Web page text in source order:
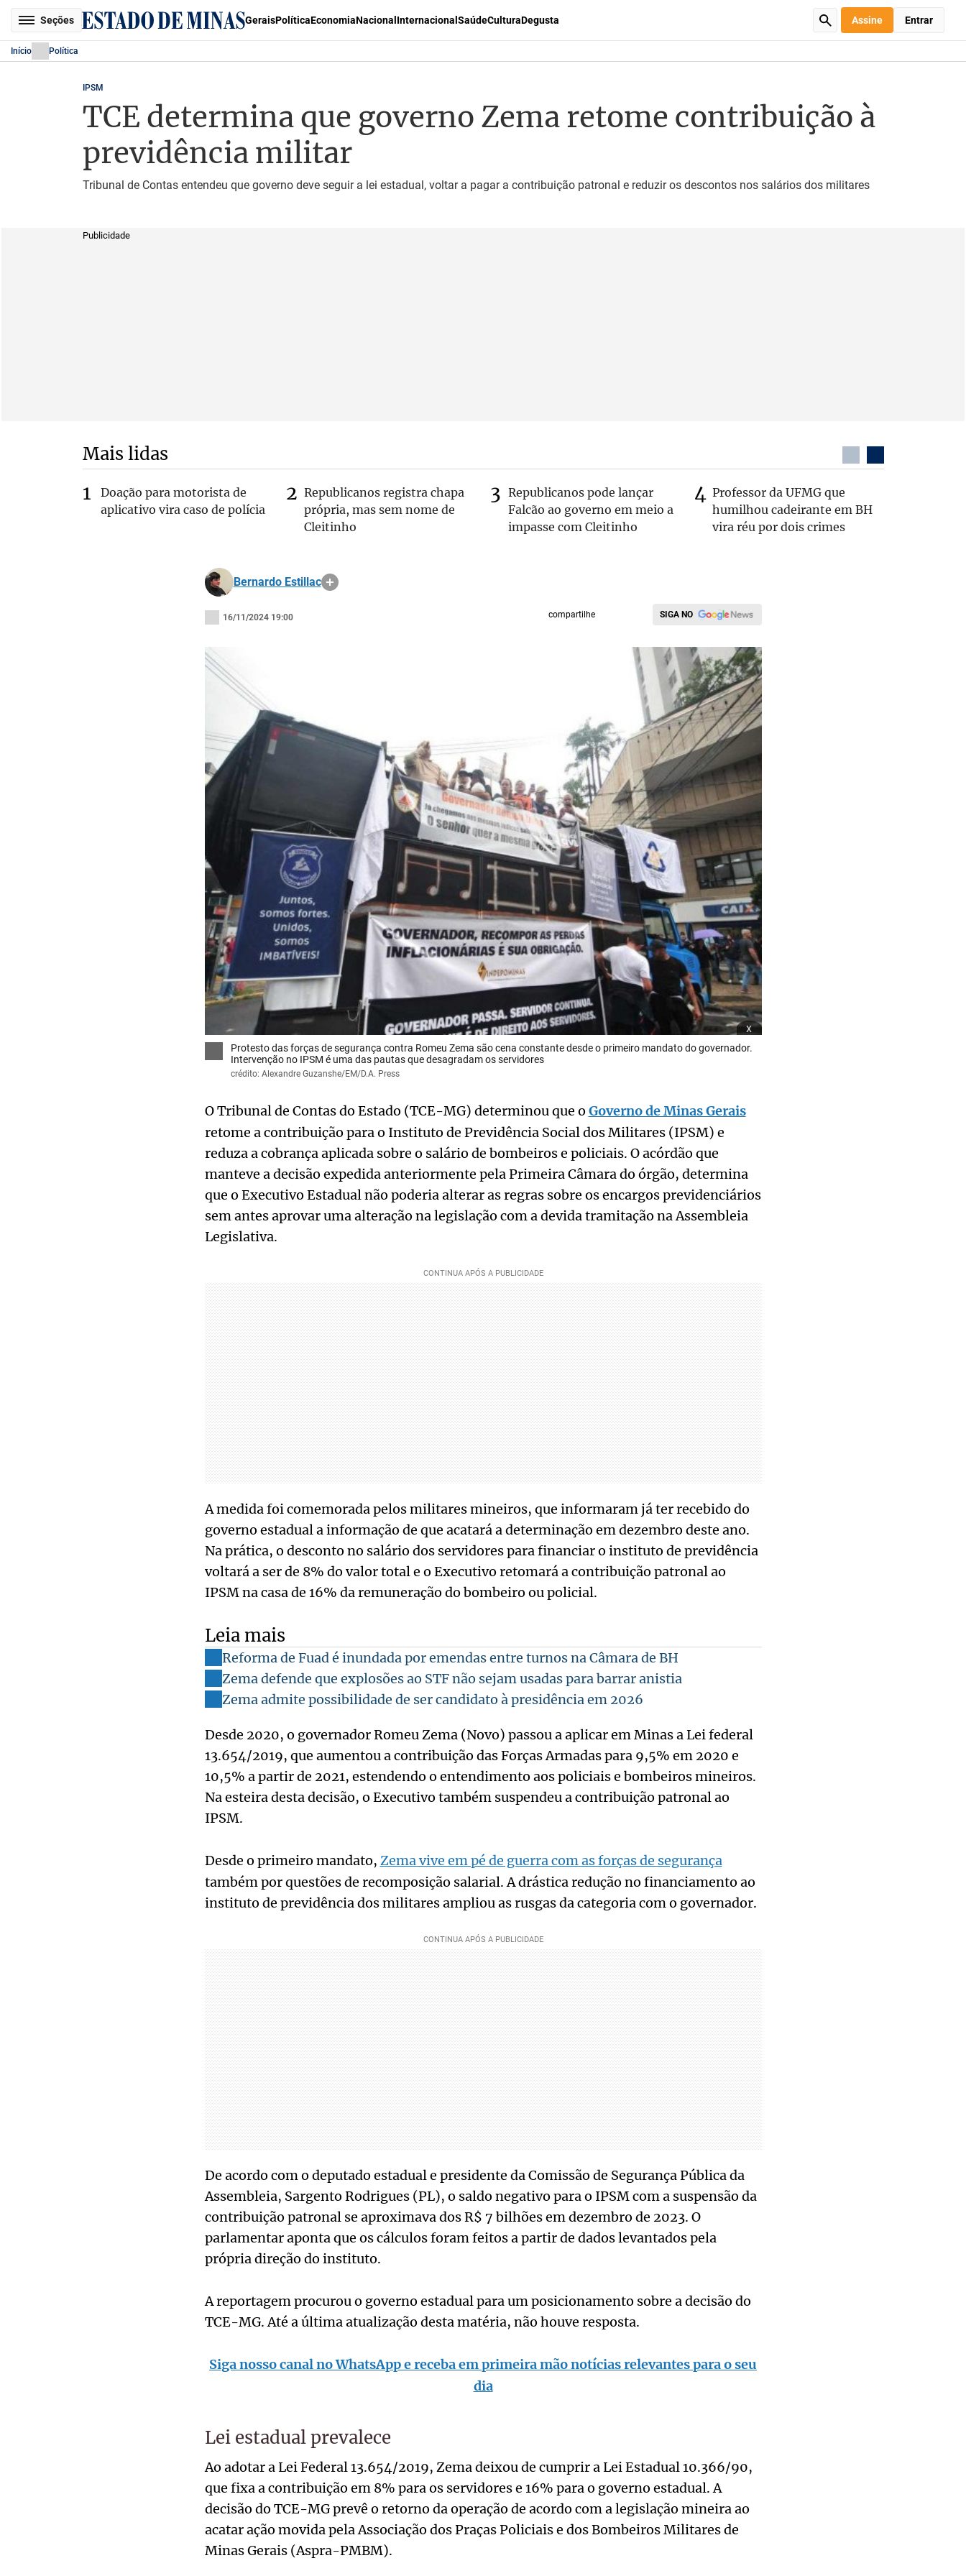
Seções GeraisPolíticaEconomiaNacional Internacional SaúdeCulturaDegusta Assine Entrar
Início Política
IPSM
TCE determina que governo Zema retome contribuição à
previdência militar
Tribunal de Contas entendeu que governo deve seguir a lei estadual, voltar a pagar a contribuição patronal e reduzir os descontos nos salários dos militares
Publicidade
Mais lidas
Doação para motorista de
aplicativo vira caso de polícia
Republicanos registra chapa
própria, mas sem nome de
Cleitinho
Republicanos pode lançar
Falcão ao governo em meio a
impasse com Cleitinho
Professor da UFMG que
humilhou cadeirante em BH
vira réu por dois crimes
Bernardo Estillac
16/11/2024 19:00 compartilhe SIGA NO
x
Protesto das forças de segurança contra Romeu Zema são cena constante desde o primeiro mandato do governador.
Intervenção no IPSM é uma das pautas que desagradam os servidores
crédito: Alexandre Guzanshe/EM/D.A. Press
O Tribunal de Contas do Estado (TCE-MG) determinou que o Governo de Minas Gerais
retome a contribuição para o Instituto de Previdência Social dos Militares (IPSM) e
reduza a cobrança aplicada sobre o salário de bombeiros e policiais. O acórdão que
manteve a decisão expedida anteriormente pela Primeira Câmara do órgão, determina
que o Executivo Estadual não poderia alterar as regras sobre os encargos previdenciários
sem antes aprovar uma alteração na legislação com a devida tramitação na Assembleia
Legislativa.
A medida foi comemorada pelos militares mineiros, que informaram já ter recebido do
governo estadual a informação de que acatará a determinação em dezembro deste ano.
Na prática, o desconto no salário dos servidores para financiar o instituto de previdência
voltará a ser de 8% do valor total e o Executivo retomará a contribuição patronal ao
IPSM na casa de 16% da remuneração do bombeiro ou policial.
Leia mais
Reforma de Fuad é inundada por emendas entre turnos na Câmara de BH
Zema defende que explosões ao STF não sejam usadas para barrar anistia
Zema admite possibilidade de ser candidato à presidência em 2026
Desde 2020, o governador Romeu Zema (Novo) passou a aplicar em Minas a Lei federal
13.654/2019, que aumentou a contribuição das Forças Armadas para 9,5% em 2020 e
10,5% a partir de 2021, estendendo o entendimento aos policiais e bombeiros mineiros.
Na esteira desta decisão, o Executivo também suspendeu a contribuição patronal ao
IPSM.
Desde o primeiro mandato, Zema vive em pé de guerra com as forças de segurança
também por questões de recomposição salarial. A drástica redução no financiamento ao
instituto de previdência dos militares ampliou as rusgas da categoria com o governador.
De acordo com o deputado estadual e presidente da Comissão de Segurança Pública da
Assembleia, Sargento Rodrigues (PL), o saldo negativo para o IPSM com a suspensão da
contribuição patronal se aproximava dos R$ 7 bilhões em dezembro de 2023. O
parlamentar aponta que os cálculos foram feitos a partir de dados levantados pela
própria direção do instituto.
A reportagem procurou o governo estadual para um posicionamento sobre a decisão do
TCE-MG. Até a última atualização desta matéria, não houve resposta.
Siga nosso canal no WhatsApp e receba em primeira mão notícias relevantes para o seu
dia
Lei estadual prevalece
Ao adotar a Lei Federal 13.654/2019, Zema deixou de cumprir a Lei Estadual 10.366/90,
que fixa a contribuição em 8% para os servidores e 16% para o governo estadual. A
decisão do TCE-MG prevê o retorno da operação de acordo com a legislação mineira ao
acatar ação movida pela Associação dos Praças Policiais e dos Bombeiros Militares de
Minas Gerais (Aspra-PMBM).